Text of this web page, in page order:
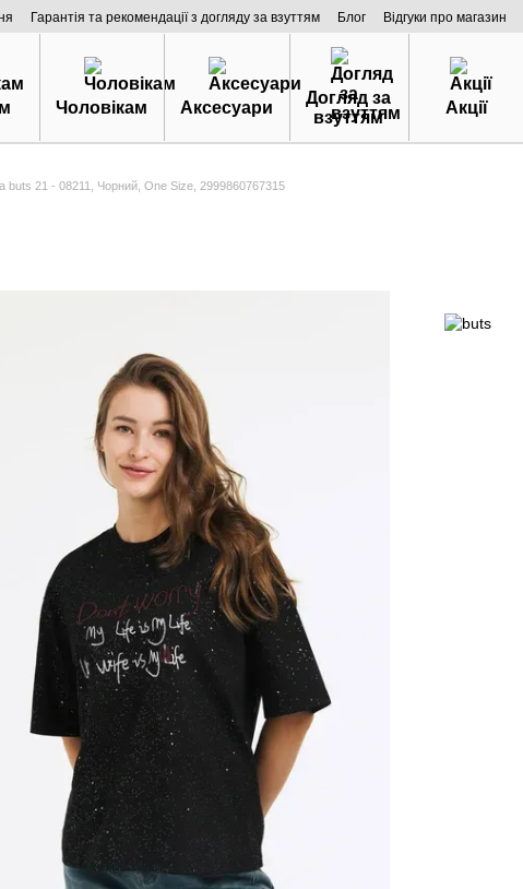
Гарантія та рекомендації з догляду за взуттям Блог Відгуки про магазин
Чоловікам Аксесуари
Догляд за
взуттям
Акції
buts 21 - 08211, Чорний, One Size, 2999860767315